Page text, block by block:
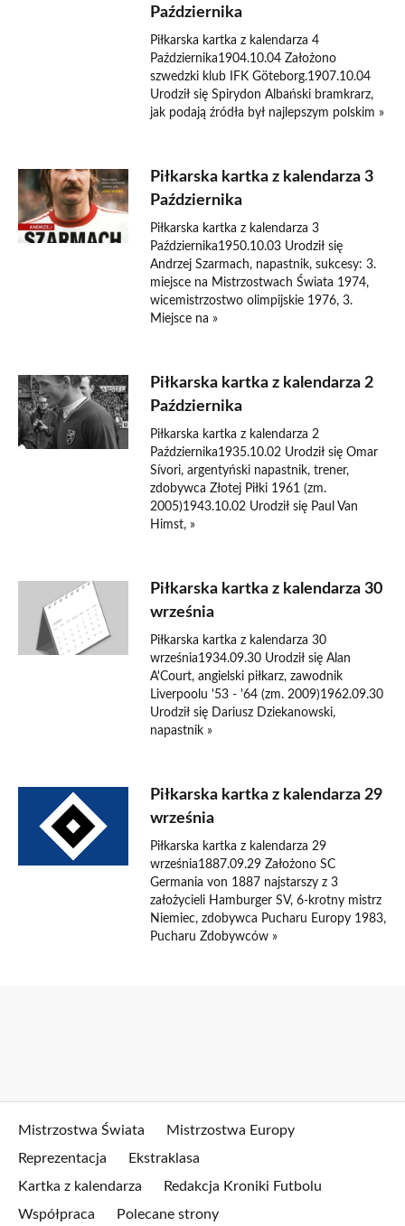
Października
Piłkarska kartka z kalendarza 4
Października1904.10.04 Założono
szwedzki klub IFK Göteborg.1907.10.04
Urodził się Spirydon Albański bramkrarz,
jak podają źródła był najlepszym polskim »
Piłkarska kartka z kalendarza 3
Października
Piłkarska kartka z kalendarza 3
Października1950.10.03 Urodził się
Andrzej Szarmach, napastnik, sukcesy: 3.
miejsce na Mistrzostwach Świata 1974,
wicemistrzostwo olimpijskie 1976, 3.
Miejsce na »
Piłkarska kartka z kalendarza 2
Października
Piłkarska kartka z kalendarza 2
Października1935.10.02 Urodził się Omar
Sívori, argentyński napastnik, trener,
zdobywca Złotej Piłki 1961 (zm.
2005)1943.10.02 Urodził się Paul Van
Himst, »
Piłkarska kartka z kalendarza 30
września
Piłkarska kartka z kalendarza 30
września1934.09.30 Urodził się Alan
A'Court, angielski piłkarz, zawodnik
Liverpoolu '53 - '64 (zm. 2009)1962.09.30
Urodził się Dariusz Dziekanowski,
napastnik »
Piłkarska kartka z kalendarza 29
września
Piłkarska kartka z kalendarza 29
września1887.09.29 Założono SC
Germania von 1887 najstarszy z 3
założycieli Hamburger SV, 6-krotny mistrz
Niemiec, zdobywca Pucharu Europy 1983,
Pucharu Zdobywców »
Mistrzostwa Świata
Mistrzostwa Europy
Reprezentacja
Ekstraklasa
Kartka z kalendarza
Redakcja Kroniki Futbolu
Współpraca
Polecane strony